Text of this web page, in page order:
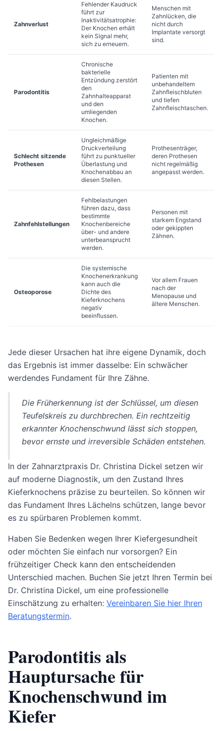
Zahnverlust
Fehlender Kaudruck
führt zur
Inaktivitätsatrophie:
Der Knochen erhält
kein Signal mehr,
sich zu erneuern.
Menschen mit
Zahnlücken, die
nicht durch
Implantate versorgt
sind.
Parodontitis
Chronische
bakterielle
Entzündung zerstört
den
Zahnhalteapparat
und den
umliegenden
Knochen.
Patienten mit
unbehandeltem
Zahnfleischbluten
und tiefen
Zahnfleischtaschen.
Schlecht sitzende
Prothesen
Ungleichmäßige
Druckverteilung
führt zu punktueller
Überlastung und
Knochenabbau an
diesen Stellen.
Prothesenträger,
deren Prothesen
nicht regelmäßig
angepasst werden.
Zahnfehlstellungen
Fehlbelastungen
führen dazu, dass
bestimmte
Knochenbereiche
über- und andere
unterbeansprucht
werden.
Personen mit
starkem Engstand
oder gekippten
Zähnen.
Osteoporose
Die systemische
Knochenerkrankung
kann auch die
Dichte des
Kieferknochens
negativ
beeinflussen.
Vor allem Frauen
nach der
Menopause und
ältere Menschen.
Jede dieser Ursachen hat ihre eigene Dynamik, doch
das Ergebnis ist immer dasselbe: Ein schwächer
werdendes Fundament für Ihre Zähne.
Die Früherkennung ist der Schlüssel, um diesen
Teufelskreis zu durchbrechen. Ein rechtzeitig
erkannter Knochenschwund lässt sich stoppen,
bevor ernste und irreversible Schäden entstehen.
In der Zahnarztpraxis Dr. Christina Dickel setzen wir
auf moderne Diagnostik, um den Zustand Ihres
Kieferknochens präzise zu beurteilen. So können wir
das Fundament Ihres Lächelns schützen, lange bevor
es zu spürbaren Problemen kommt.
Haben Sie Bedenken wegen Ihrer Kiefergesundheit
oder möchten Sie einfach nur vorsorgen? Ein
frühzeitiger Check kann den entscheidenden
Unterschied machen. Buchen Sie jetzt Ihren Termin bei
Dr. Christina Dickel, um eine professionelle
Einschätzung zu erhalten: Vereinbaren Sie hier Ihren
Beratungstermin.
Parodontitis als
Hauptursache für
Knochenschwund im
Kiefer